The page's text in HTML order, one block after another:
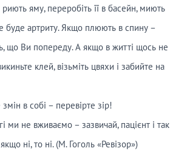
яму, переробіть її в басейн, миють
буде артриту. Якщо плюють в спину –
що Ви попереду. А якщо в житті щось не
клей, візьміть цвяхи і забийте на
в собі – перевірте зір!
ми не вживаємо – зазвичай, пацієнт і так
ні, то ні. (М. Гоголь «Ревізор»)